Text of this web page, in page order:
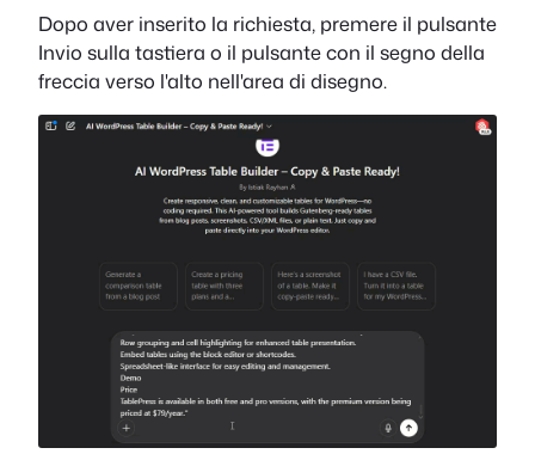
Dopo aver inserito la richiesta, premere il pulsante
Invio sulla tastiera o il pulsante con il segno della
freccia verso l'alto nell'area di disegno.